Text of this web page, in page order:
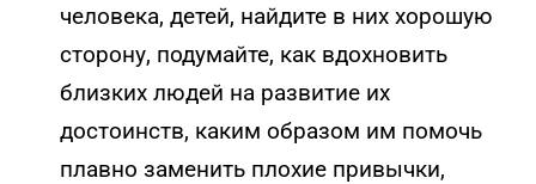
человека, детей, найдите в них хорошую
сторону, подумайте, как вдохновить
близких людей на развитие их
достоинств, каким образом им помочь
плавно заменить плохие привычки,